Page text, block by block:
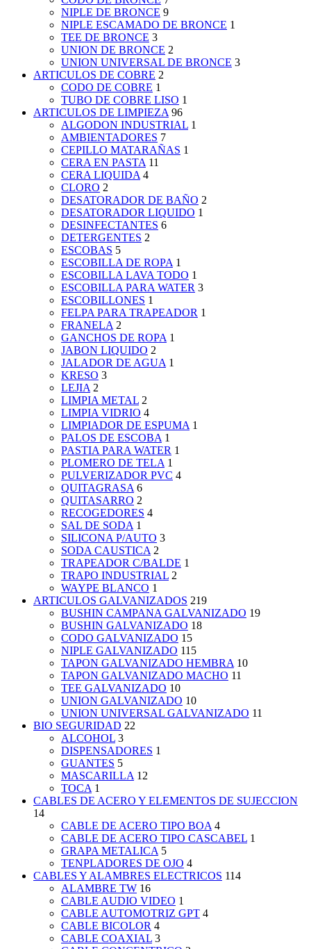
NIPLE DE BRONCE 9
NIPLE ESCAMADO DE BRONCE 1
TEE DE BRONCE 3
UNION DE BRONCE 2
UNION UNIVERSAL DE BRONCE 3
ARTICULOS DE COBRE 2
CODO DE COBRE 1
TUBO DE COBRE LISO 1
ARTICULOS DE LIMPIEZA 96
ALGODON INDUSTRIAL 1
AMBIENTADORES 7
CEPILLO MATARAÑAS 1
CERA EN PASTA 11
CERA LIQUIDA 4
CLORO 2
DESATORADOR DE BAÑO 2
DESATORADOR LIQUIDO 1
DESINFECTANTES 6
DETERGENTES 2
ESCOBAS 5
ESCOBILLA DE ROPA 1
ESCOBILLA LAVA TODO 1
ESCOBILLA PARA WATER 3
ESCOBILLONES 1
FELPA PARA TRAPEADOR 1
FRANELA 2
GANCHOS DE ROPA 1
JABON LIQUIDO 2
JALADOR DE AGUA 1
KRESO 3
LEJIA 2
LIMPIA METAL 2
LIMPIA VIDRIO 4
LIMPIADOR DE ESPUMA 1
PALOS DE ESCOBA 1
PASTIA PARA WATER 1
PLOMERO DE TELA 1
PULVERIZADOR PVC 4
QUITAGRASA 6
QUITASARRO 2
RECOGEDORES 4
SAL DE SODA 1
SILICONA P/AUTO 3
SODA CAUSTICA 2
TRAPEADOR C/BALDE 1
TRAPO INDUSTRIAL 2
WAYPE BLANCO 1
ARTICULOS GALVANIZADOS 219
BUSHIN CAMPANA GALVANIZADO 19
BUSHIN GALVANIZADO 18
CODO GALVANIZADO 15
NIPLE GALVANIZADO 115
TAPON GALVANIZADO HEMBRA 10
TAPON GALVANIZADO MACHO 11
TEE GALVANIZADO 10
UNION GALVANIZADO 10
UNION UNIVERSAL GALVANIZADO 11
BIO SEGURIDAD 22
ALCOHOL 3
DISPENSADORES 1
GUANTES 5
MASCARILLA 12
TOCA 1
CABLES DE ACERO Y ELEMENTOS DE SUJECCION
14
CABLE DE ACERO TIPO BOA 4
CABLE DE ACERO TIPO CASCABEL 1
GRAPA METALICA 5
TENPLADORES DE OJO 4
CABLES Y ALAMBRES ELECTRICOS 114
ALAMBRE TW 16
CABLE AUDIO VIDEO 1
CABLE AUTOMOTRIZ GPT 4
CABLE BICOLOR 4
CABLE COAXIAL 3